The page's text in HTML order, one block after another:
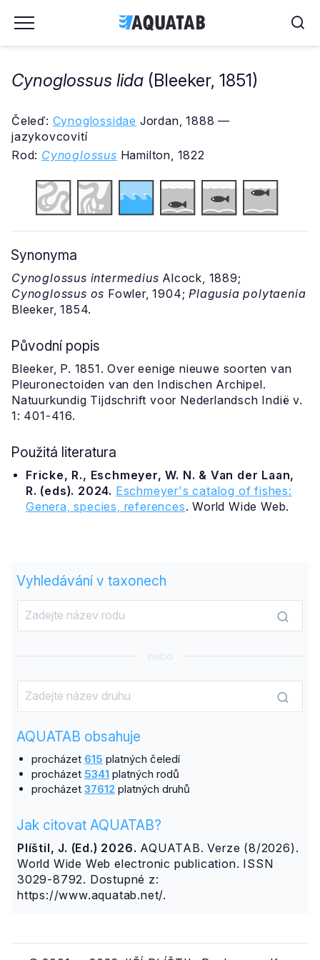
Cynoglossus lida (Bleeker, 1851)
Čeleď: Cynoglossidae Jordan, 1888 —
jazykovcovití
Rod: Cynoglossus Hamilton, 1822
Synonyma
Cynoglossus intermedius Alcock, 1889;
Cynoglossus os Fowler, 1904;Plagusia polytaenia
Bleeker, 1854.
Původní popis
Bleeker, P. 1851. Over eenige nieuwe soorten van
Pleuronectoiden van den Indischen Archipel.
Natuurkundig Tijdschrift voor Nederlandsch Indië v.
1: 401-416.
Použitá literatura
Fricke, R., Eschmeyer, W. N. & Van der Laan,
R. (eds). 2024. Eschmeyer's catalog of fishes:
Genera, species, references. World Wide Web.
Vyhledávání v taxonech
nebo
AQUATAB obsahuje
procházet 615 platných čeledí
procházet 5341 platných rodů
procházet 37612 platných druhů
Jak citovat AQUATAB?
Plíštil, J. (Ed.) 2026. AQUATAB. Verze (8/2026).
World Wide Web electronic publication. ISSN
3029-8792. Dostupné z:
https://www.aquatab.net/.